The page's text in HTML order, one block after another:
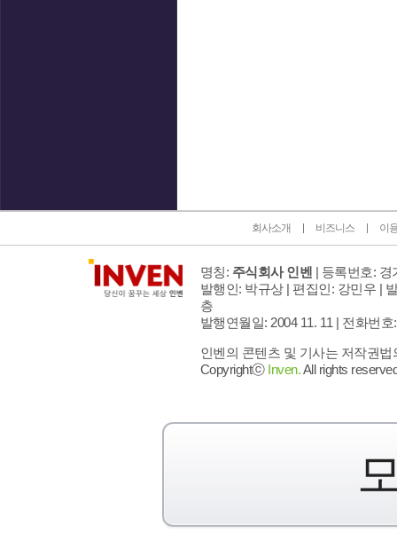
회사소개 비즈니스 이
명칭: 주식회사 인벤 | 등록번호: 경
발행인: 박규상 | 편집인: 강민우 |
층
발행연월일: 2004 11. 11 | 전화번호
인벤의 콘텐츠 및 기사는 저작권
Copyrightⓒ Inven.All rights